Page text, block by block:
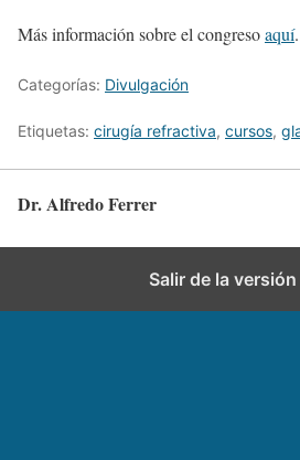
Más información sobre el congresoaquí.
Categorías: Divulgación
Etiquetas: cirugía refractiva, cursos,
Dr. Alfredo Ferrer
Salir de la